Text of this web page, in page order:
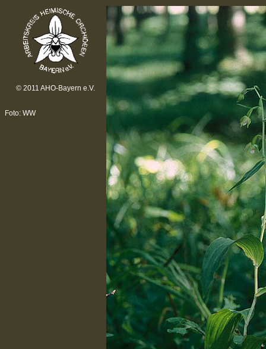
© 2011 AHO-Bayern e.V.
Foto: WW